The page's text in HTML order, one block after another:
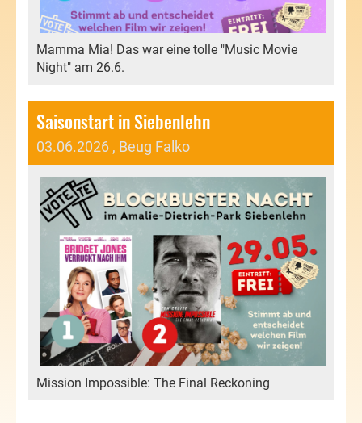
Mamma Mia! Das war eine tolle "Music Movie
Night" am 26.6.
Saisonstart in Siebenlehn
03.06.2026 , Beug Falko
Mission Impossible: The Final Reckoning